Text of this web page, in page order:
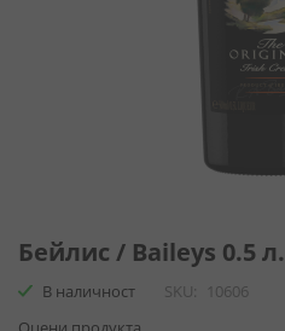
към
на
галерия
Бейлис / Baileys 0.5 л.
В наличност SKU
10606